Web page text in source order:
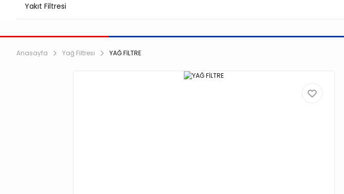
Yakıt Filtresi
Anasayfa Yağ Filtresi YAĞ FİLTRE